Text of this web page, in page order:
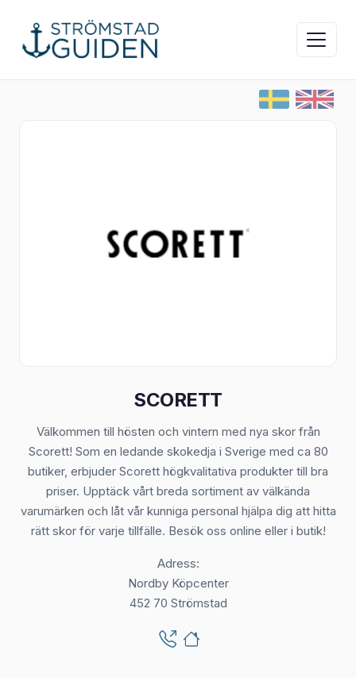
SCORETT
Välkommen till hösten och vintern med nya skor från
Scorett! Som en ledande skokedja i Sverige med ca 80
butiker, erbjuder Scorett högkvalitativa produkter till bra
priser. Upptäck vårt breda sortiment av välkända
varumärken och låt vår kunniga personal hjälpa dig att hitta
rätt skor för varje tillfälle. Besök oss online eller i butik!
Adress:
Nordby Köpcenter
452 70 Strömstad